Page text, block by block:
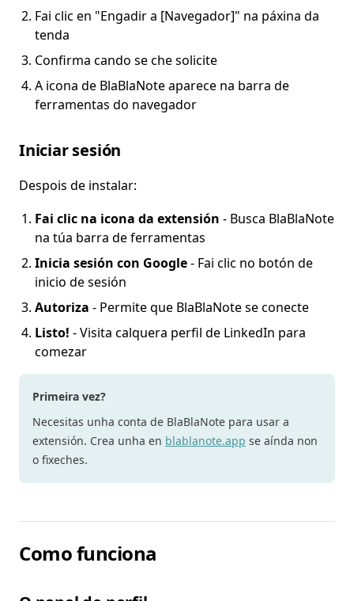
Fai clic en "Engadir a [Navegador]" na páxina da
tenda
Confirma cando se che solicite
A icona de BlaBlaNote aparece na barra de
ferramentas do navegador
Iniciar sesión
Despois de instalar:
Fai clic na icona da extensión - Busca BlaBlaNote
na túa barra de ferramentas
Inicia sesión con Google- Fai clic no botón de
inicio de sesión
Autoriza - Permite que BlaBlaNote se conecte
Listo! - Visita calquera perfil de LinkedIn para
comezar
Primeira vez?
Necesitas unha conta de BlaBlaNote para usar a
extensión. Crea unha en blablanote.app se aínda non
o fixeches.
Como funciona